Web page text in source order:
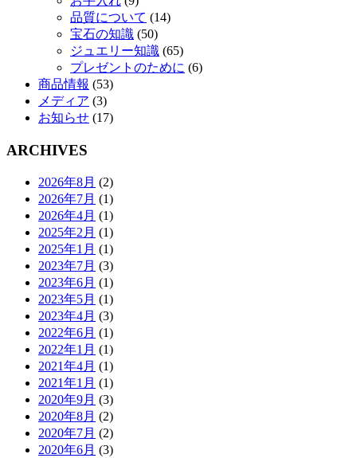
品質について (14)
宝石の知識 (50)
ジュエリー知識 (65)
プレゼントのために (6)
商品情報 (53)
メディア (3)
お知らせ (17)
ARCHIVES
2026年8月 (2)
2026年7月 (1)
2026年4月 (1)
2025年2月 (1)
2025年1月 (1)
2023年7月 (3)
2023年6月 (1)
2023年5月 (1)
2023年4月 (3)
2022年6月 (1)
2022年1月 (1)
2021年4月 (1)
2021年1月 (1)
2020年9月 (3)
2020年8月 (2)
2020年7月 (2)
2020年6月 (3)